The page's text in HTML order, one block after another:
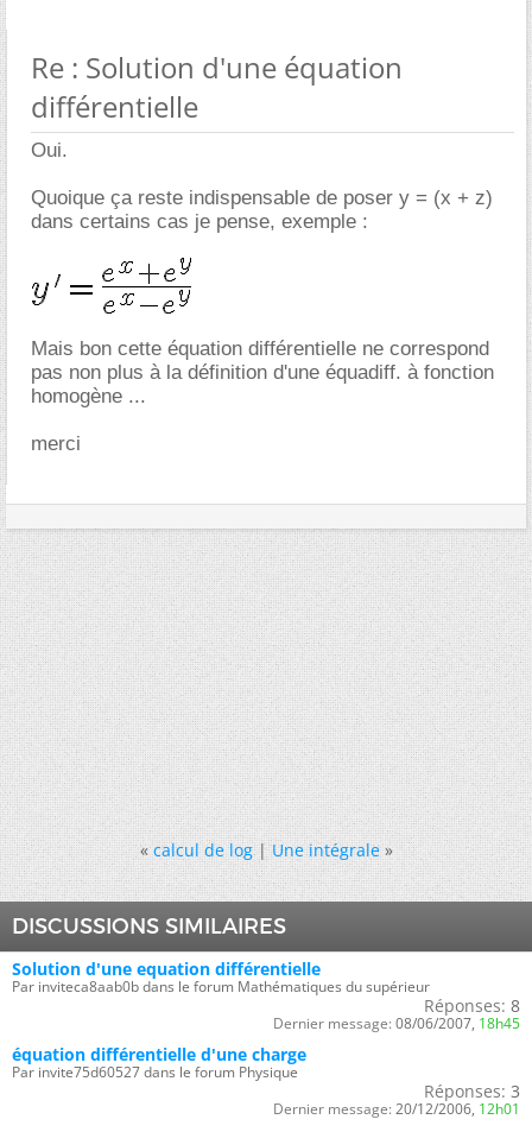
Re : Solution d'une équation
différentielle
Oui.
Quoique ça reste indispensable de poser y = (x + z)
dans certains cas je pense, exemple :
Mais bon cette équation différentielle ne correspond
pas non plus à la définition d'une équadiff. à fonction
homogène ...
merci
« calcul de log|Une intégrale »
DISCUSSIONS SIMILAIRES
Solution d'une equation différentielle
Par inviteca8aab0b dans le forum Mathématiques du supérieur
Réponses: 8
Dernier message: 08/06/2007, 18h45
équation différentielle d'une charge
Par invite75d60527 dans le forum Physique
Réponses: 3
Dernier message: 20/12/2006, 12h01